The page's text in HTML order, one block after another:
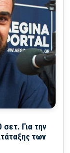
Για την
των